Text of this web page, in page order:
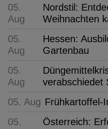
05.
Aug
Nordstil:
Weihnachten
05.
Aug
Hessen:
Gartenbau
05.
Aug
verabschiedet
05. Aug Frühkartoffel-
05.
Österreich: